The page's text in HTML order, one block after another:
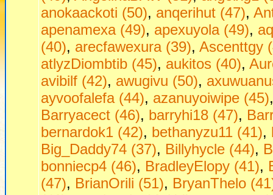
anokaackoti (50), anqerihut (47),
apenamexa (49), apexuyola (49),
(40), arecfawexura (39), Ascenttgy
atlyzDiombtib (45), aukitos (40),
avibilf (42), awugivu (50),
ayvoofalefa (44), azanuyoiwipe (45)
Barryacect (46), barryhi18 (47),
bernardok1 (42), bethanyzu11 (41),
Big_Daddy74 (37), Billyhycle (44),
bonniecp4 (46), BradleyElopy (41),
(47), BrianOrili (51), BryanThelo